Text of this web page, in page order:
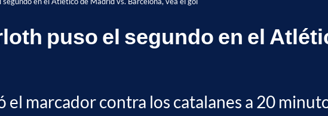
puso el segundo en el
el marcador contra los catalanes a 20